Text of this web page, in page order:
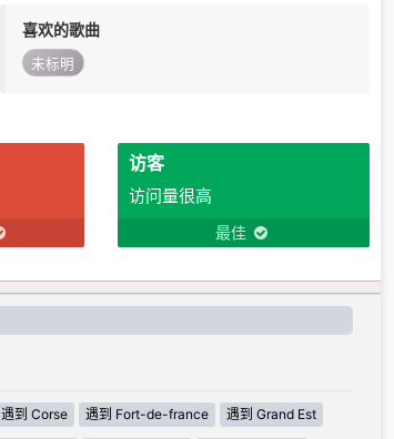
喜欢的歌曲
未标明
访客
访问量很高
最佳
遇到 Corse 遇到 Fort-de-france 遇到 Grand Est